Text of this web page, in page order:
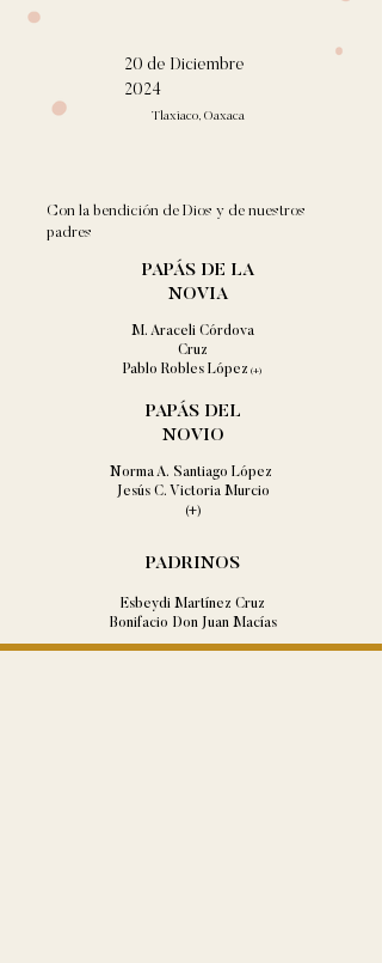
20 de Diciembre
2024
Tlaxiaco, Oaxaca
Con la bendición de Dios y de nuestros
padres
PAPÁS DE LA
NOVIA
M. Araceli Córdova
Cruz
Pablo Robles López (+)
PAPÁS DEL
NOVIO
Norma A. Santiago López
Jesús C. Victoria Murcio
(+)
PADRINOS
Esbeydi Martínez Cruz
Bonifacio Don Juan Macías